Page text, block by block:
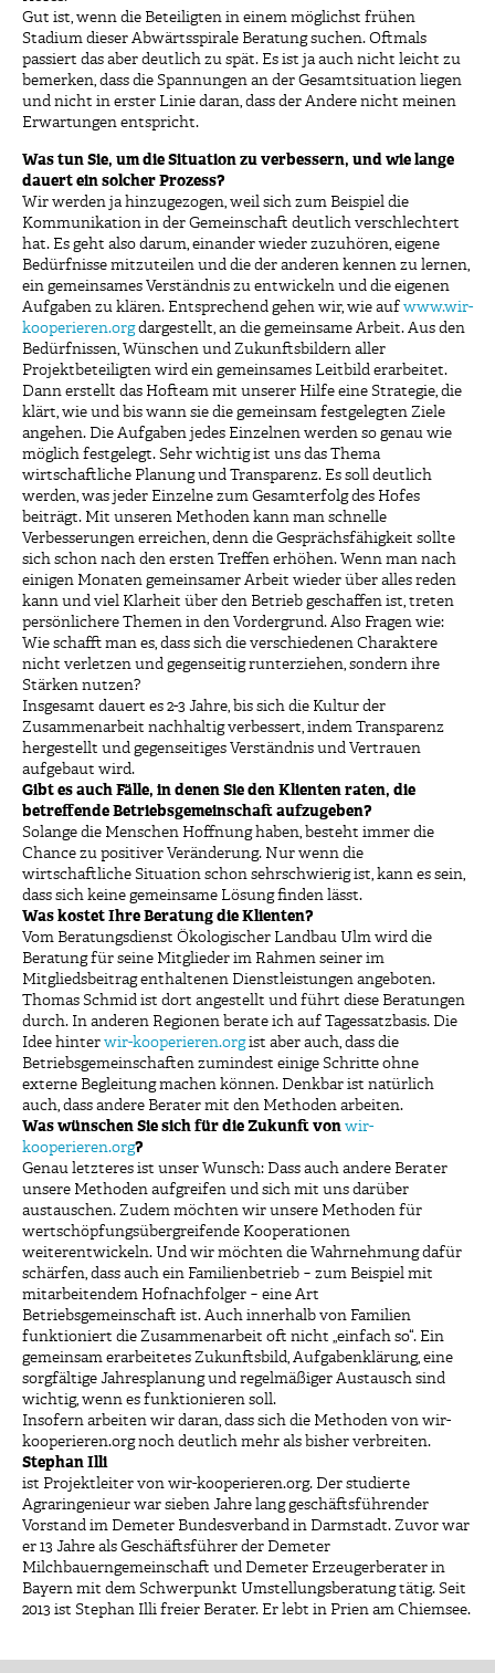
Gut ist, wenn die Beteiligten in einem möglichst frühen
Stadium dieser Abwärtsspirale Beratung suchen. Oftmals
passiert das aber deutlich zu spät. Es ist ja auch nicht leicht zu
bemerken, dass die Spannungen an der Gesamtsituation liegen
und nicht in erster Linie daran, dass der Andere nicht meinen
Erwartungen entspricht.
Was tun Sie, um die Situation zu verbessern, und wie lange
dauert ein solcher Prozess?
Wir werden ja hinzugezogen, weil sich zum Beispiel die
Kommunikation in der Gemeinschaft deutlich verschlechtert
hat. Es geht also darum, einander wieder zuzuhören, eigene
Bedürfnisse mitzuteilen und die der anderen kennen zu lernen,
ein gemeinsames Verständnis zu entwickeln und die eigenen
Aufgaben zu klären. Entsprechend gehen wir, wie auf www.wir-
kooperieren.orgdargestellt, an die gemeinsame Arbeit. Aus den
Bedürfnissen, Wünschen und Zukunftsbildern aller
Projektbeteiligten wird ein gemeinsames Leitbild erarbeitet.
Dann erstellt das Hofteam mit unserer Hilfe eine Strategie, die
klärt, wie und bis wann sie die gemeinsam festgelegten Ziele
angehen. Die Aufgaben jedes Einzelnen werden so genau wie
möglich festgelegt. Sehr wichtig ist uns das Thema
wirtschaftliche Planung und Transparenz. Es soll deutlich
werden, was jeder Einzelne zum Gesamterfolg des Hofes
beiträgt. Mit unseren Methoden kann man schnelle
Verbesserungen erreichen, denn die Gesprächsfähigkeit sollte
sich schon nach den ersten Treffen erhöhen. Wenn man nach
einigen Monaten gemeinsamer Arbeit wieder über alles reden
kann und viel Klarheit über den Betrieb geschaffen ist, treten
persönlichere Themen in den Vordergrund. Also Fragen wie:
Wie schafft man es, dass sich die verschiedenen Charaktere
nicht verletzen und gegenseitig runterziehen, sondern ihre
Stärken nutzen?
Insgesamt dauert es 2-3 Jahre, bis sich die Kultur der
Zusammenarbeit nachhaltig verbessert, indem Transparenz
hergestellt und gegenseitiges Verständnis und Vertrauen
aufgebaut wird.
Gibt es auch Fälle, in denen Sie den Klienten raten, die
betreffende Betriebsgemeinschaft aufzugeben?
Solange die Menschen Hoffnung haben, besteht immer die
Chance zu positiver Veränderung. Nur wenn die
wirtschaftliche Situation schon sehrschwierig ist, kann es sein,
dass sich keine gemeinsame Lösung finden lässt.
Was kostet Ihre Beratung die Klienten?
Vom Beratungsdienst Ökologischer Landbau Ulm wird die
Beratung für seine Mitglieder im Rahmen seiner im
Mitgliedsbeitrag enthaltenen Dienstleistungen angeboten.
Thomas Schmid ist dort angestellt und führt diese Beratungen
durch. In anderen Regionen berate ich auf Tagessatzbasis. Die
Idee hinter wir-kooperieren.orgist aber auch, dass die
Betriebsgemeinschaften zumindest einige Schritte ohne
externe Begleitung machen können. Denkbar ist natürlich
auch, dass andere Berater mit den Methoden arbeiten.
Was wünschen Sie sich für die Zukunft von wir-
kooperieren.org?
Genau letzteres ist unser Wunsch: Dass auch andere Berater
unsere Methoden aufgreifen und sich mit uns darüber
austauschen. Zudem möchten wir unsere Methoden für
wertschöpfungsübergreifende Kooperationen
weiterentwickeln. Und wir möchten die Wahrnehmung dafür
schärfen, dass auch ein Familienbetrieb − zum Beispiel mit
mitarbeitendem Hofnachfolger − eine Art
Betriebsgemeinschaft ist. Auch innerhalb von Familien
funktioniert die Zusammenarbeit oft nicht „einfach so“. Ein
gemeinsam erarbeitetes Zukunftsbild, Aufgabenklärung, eine
sorgfältige Jahresplanung und regelmäßiger Austausch sind
wichtig, wenn es funktionieren soll.
Insofern arbeiten wir daran, dass sich die Methoden von wir-
kooperieren.org noch deutlich mehr als bisher verbreiten.
Stephan Illi
ist Projektleiter von wir-kooperieren.org. Der studierte
Agraringenieur war sieben Jahre lang geschäftsführender
Vorstand im Demeter Bundesverband in Darmstadt. Zuvor war
er 13 Jahre als Geschäftsführer der Demeter
Milchbauerngemeinschaft und Demeter Erzeugerberater in
Bayern mit dem Schwerpunkt Umstellungsberatung tätig. Seit
2013 ist Stephan Illi freier Berater. Er lebt in Prien am Chiemsee.